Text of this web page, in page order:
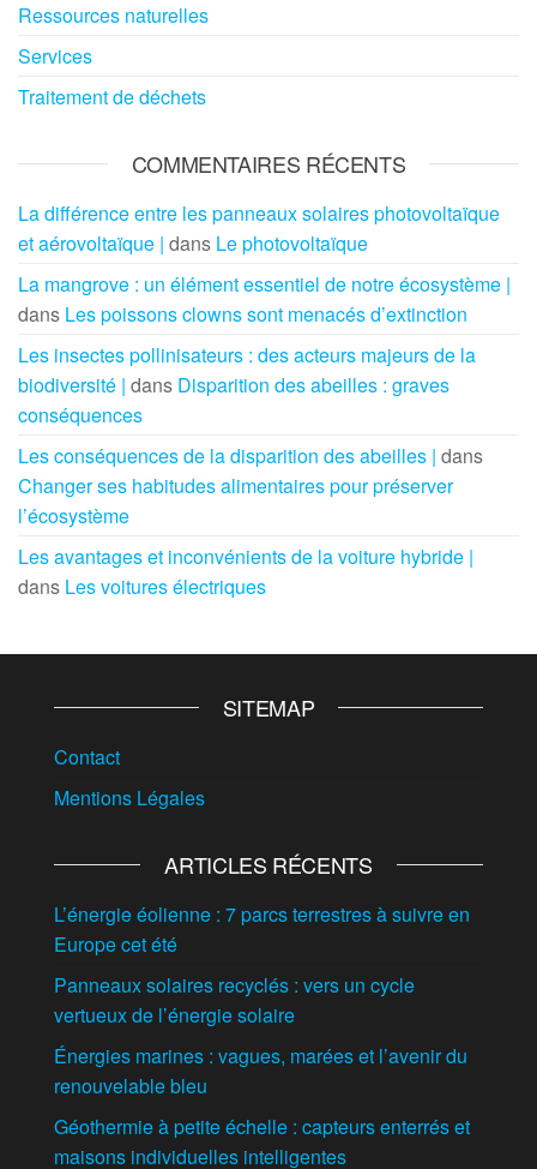
Ressources naturelles
Services
Traitement de déchets
COMMENTAIRES RÉCENTS
La différence entre les panneaux solaires photovoltaïque
et aérovoltaïque | dans Le photovoltaïque
La mangrove : un élément essentiel de notre écosystème |
dans Les poissons clowns sont menacés d’extinction
Les insectes pollinisateurs : des acteurs majeurs de la
biodiversité | dans Disparition des abeilles : graves
conséquences
Les conséquences de la disparition des abeilles | dans
Changer ses habitudes alimentaires pour préserver
l’écosystème
Les avantages et inconvénients de la voiture hybride |
dans Les voitures électriques
SITEMAP
Contact
Mentions Légales
ARTICLES RÉCENTS
L’énergie éolienne : 7 parcs terrestres à suivre en
Europe cet été
Panneaux solaires recyclés : vers un cycle
vertueux de l’énergie solaire
Énergies marines : vagues, marées et l’avenir du
renouvelable bleu
Géothermie à petite échelle : capteurs enterrés et
maisons individuelles intelligentes